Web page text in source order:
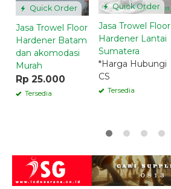
Quick Order
Jasa Trowel Floor
Hardener Batam
dan akomodasi
Murah
Rp 25.000
Tersedia
Quick Order
Jasa Trowel Floor
Hardener Lantai
Sumatera
*Harga Hubungi
CS
Tersedia